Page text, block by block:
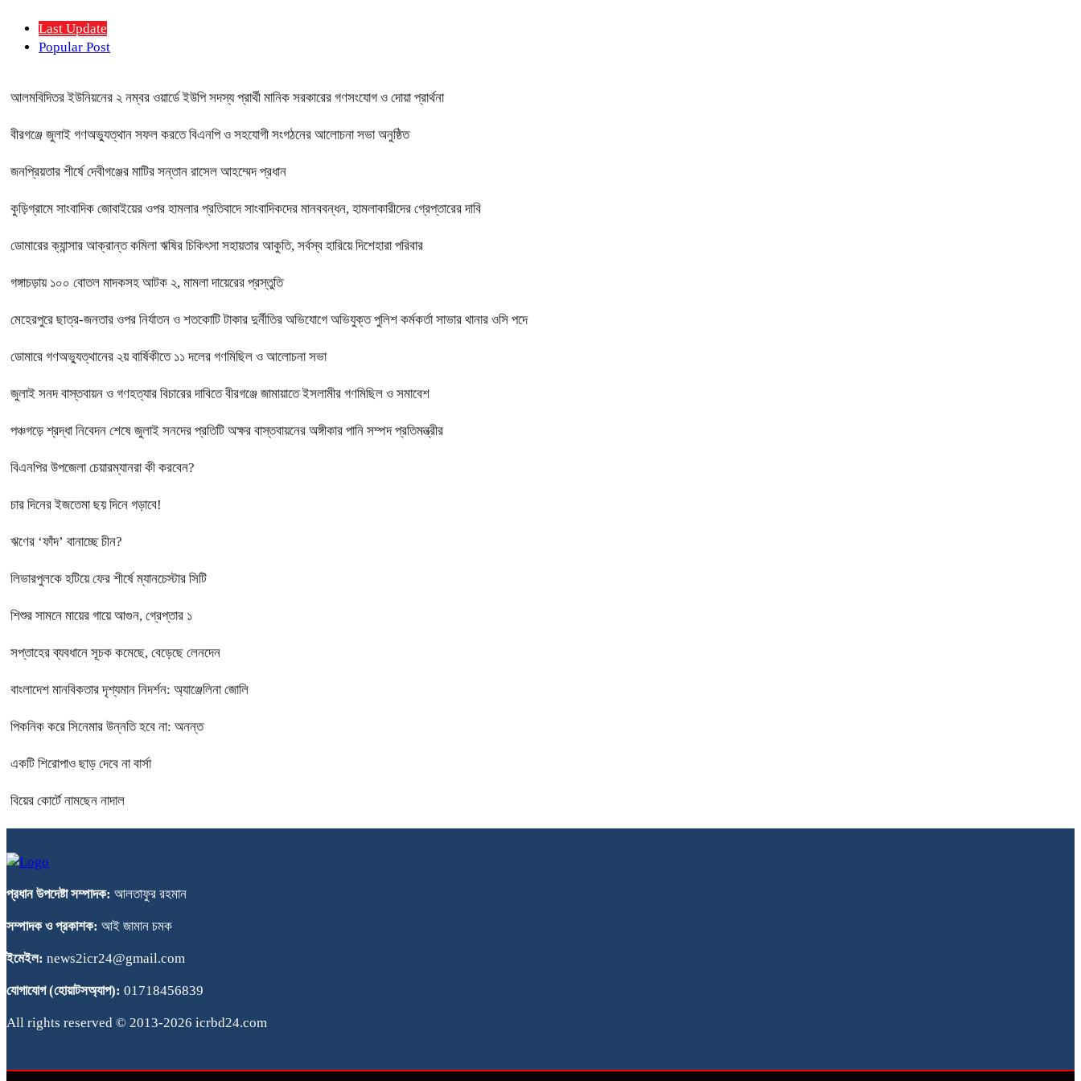
Last Update
Popular Post
আলমবিদিতর ইউনিয়নের ২ নম্বর ওয়ার্ডে ইউপি সদস্য প্রার্থী মানিক সরকারের গণসংযোগ ও দোয়া প্রার্থনা
বীরগঞ্জে জুলাই গণঅভ্যুত্থান সফল করতে বিএনপি ও সহযোগী সংগঠনের আলোচনা সভা অনুষ্ঠিত
জনপ্রিয়তার শীর্ষে দেবীগঞ্জের মাটির সন্তান রাসেল আহম্মেদ প্রধান
কুড়িগ্রামে সাংবাদিক জোবাইয়ের ওপর হামলার প্রতিবাদে সাংবাদিকদের মানববন্ধন, হামলাকারীদের গ্রেপ্তারের দাবি
ডোমারের ক্যান্সার আক্রান্ত কমিলা ঋষির চিকিৎসা সহায়তার আকুতি, সর্বস্ব হারিয়ে দিশেহারা পরিবার
গঙ্গাচড়ায় ১০০ বোতল মাদকসহ আটক ২, মামলা দায়েরের প্রস্তুতি
মেহেরপুরে ছাত্র-জনতার ওপর নির্যাতন ও শতকোটি টাকার দুর্নীতির অভিযোগে অভিযুক্ত পুলিশ কর্মকর্তা সাভার থানার ওসি পদে
ডোমারে গণঅভ্যুত্থানের ২য় বার্ষিকীতে ১১ দলের গণমিছিল ও আলোচনা সভা
জুলাই সনদ বাস্তবায়ন ও গণহত্যার বিচারের দাবিতে বীরগঞ্জে জামায়াতে ইসলামীর গণমিছিল ও সমাবেশ
পঞ্চগড়ে শ্রদ্ধা নিবেদন শেষে জুলাই সনদের প্রতিটি অক্ষর বাস্তবায়নের অঙ্গীকার পানি সম্পদ প্রতিমন্ত্রীর
বিএনপির উপজেলা চেয়ারম্যানরা কী করবেন?
চার দিনের ইজতেমা ছয় দিনে গড়াবে!
ঋণের ‘ফাঁদ’ বানাচ্ছে চীন?
লিভারপুলকে হটিয়ে ফের শীর্ষে ম্যানচেস্টার সিটি
শিশুর সামনে মায়ের গায়ে আগুন, গ্রেপ্তার ১
সপ্তাহের ব্যবধানে সূচক কমেছে, বেড়েছে লেনদেন
বাংলাদেশ মানবিকতার দৃশ্যমান নিদর্শন: অ্যাঞ্জেলিনা জোলি
পিকনিক করে সিনেমার উন্নতি হবে না: অনন্ত
একটি শিরোপাও ছাড় দেবে না বার্সা
বিয়ের কোর্টে নামছেন নাদাল
প্রধান উপদেষ্টা সম্পাদক: আলতাফুর রহমান
সম্পাদক ও প্রকাশক: আই জামান চমক
ইমেইল: news2icr24@gmail.com
যোগাযোগ (হোয়াটসঅ্যাপ): 01718456839
All rights reserved © 2013-2026 icrbd24.com